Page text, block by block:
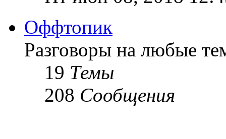
Оффтопик
Разговоры на любые
19 Темы
208 Сообщения